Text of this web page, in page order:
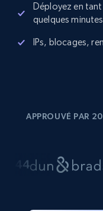
Déployez en
quelques
IPs, blocages,
APPROUVÉ PAR